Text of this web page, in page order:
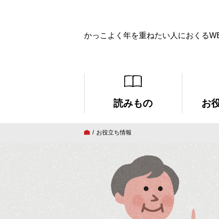
かっこよく年を重ねたい人におくる
読みもの お
お役立ち情報